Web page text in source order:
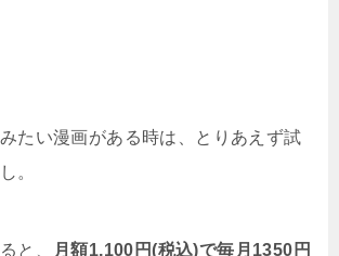
たい漫画がある時は、とりあえず試
。
と、
月額1,100円(税込)で毎月1350円